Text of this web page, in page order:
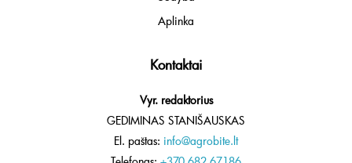
Aplinka
Kontaktai
Vyr. redaktorius
GEDIMINAS STANIŠAUSKAS
El. paštas: info@agrobite.lt